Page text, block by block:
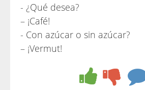
- ¿Qué desea?
– ¡Café!
- Con azúcar o sin azúcar?
– ¡Vermut!